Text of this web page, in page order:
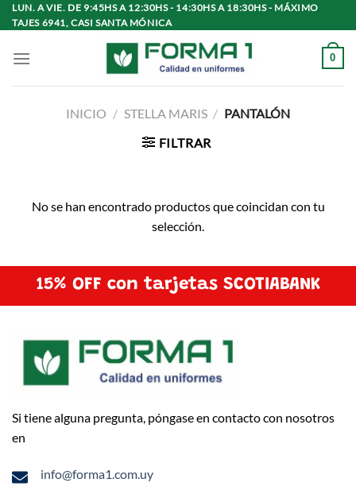
Saltar
al
LUN. A VIE. DE 9:45HS A 12:30HS - 14:30HS A 18:30HS - MÁXIMO
TAJES 6941, CASI SANTA MÓNICA
0
INICIO / STELLA MARIS / PANTALÓN
FILTRAR
No se han encontrado productos que coincidan con tu
selección.
15% OFF con tarjetas SCOTIABANK
Si tiene alguna pregunta, póngase en contacto con nosotros
en
info@forma1.com.uy